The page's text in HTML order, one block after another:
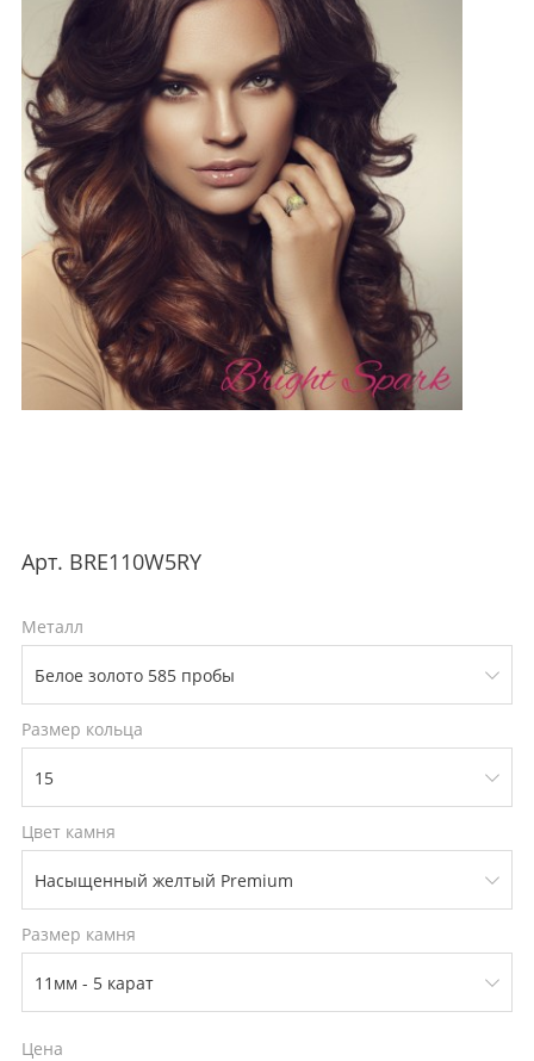
Арт. BRE110W5RY
Металл
Размер кольца
Цвет камня
Размер камня
Цена